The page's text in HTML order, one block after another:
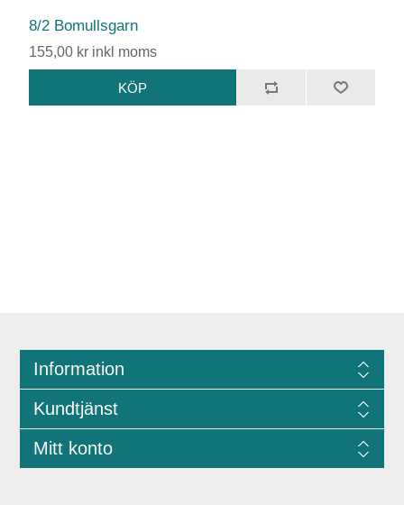
8/2 Bomullsgarn
155,00 kr inkl moms
Information
Kundtjänst
Mitt konto